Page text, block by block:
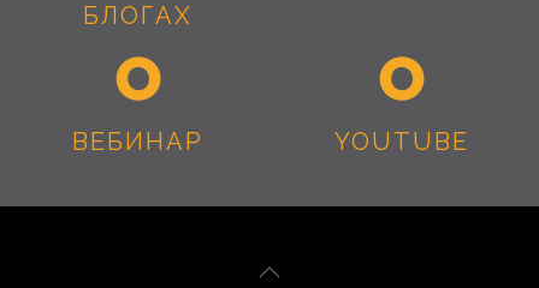
БЛОГАХ
ВЕБИНАР YOUTUBE